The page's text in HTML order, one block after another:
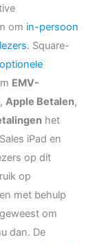
om in-persoon
. Square-
optionele
EMV-
, Apple Betalen,
het
iPad en
op dit
op
met behulp
om
dan. De